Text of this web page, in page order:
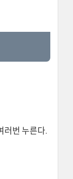
러번 누른다.